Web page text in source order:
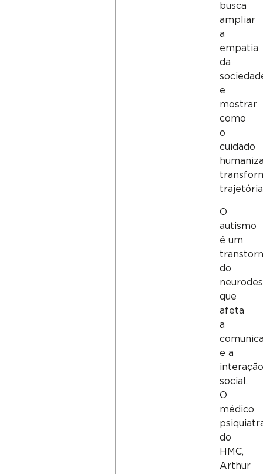
busca
ampliar
a
empatia
da
e
mostrar
como
o
cuidado
O
autismo
é um
do
que
afeta
a
e a
interação
social.
O
médico
do
HMC,
Arthur